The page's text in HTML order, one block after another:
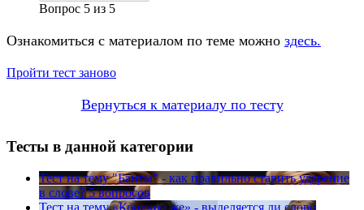
Вопрос 5 из 5
Ознакомиться с материалом по теме можно здесь.
Пройти тест заново
Вернуться к материалу по тесту
Тесты в данной категории
Тест на тему "Банты" - как правильно ставить ударение
в слове? 5 вопросов
Тест на тему «Конечно же» - выделяется ли слово